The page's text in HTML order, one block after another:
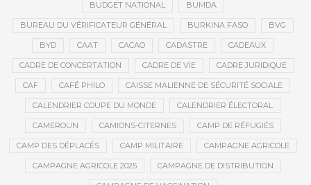
BUDGET NATIONAL BUMDA
BUREAU DU VÉRIFICATEUR GÉNÉRAL BURKINA FASO BVG
BYD CAAT CACAO CADASTRE CADEAUX
CADRE DE CONCERTATION CADRE DE VIE CADRE JURIDIQUE
CAF CAFÉ PHILO CAISSE MALIENNE DE SÉCURITÉ SOCIALE
CALENDRIER COUPE DU MONDE CALENDRIER ÉLECTORAL
CAMEROUN CAMIONS-CITERNES CAMP DE RÉFUGIÉS
CAMP DES DÉPLACÉS CAMP MILITAIRE CAMPAGNE AGRICOLE
CAMPAGNE AGRICOLE 2025 CAMPAGNE DE DISTRIBUTION